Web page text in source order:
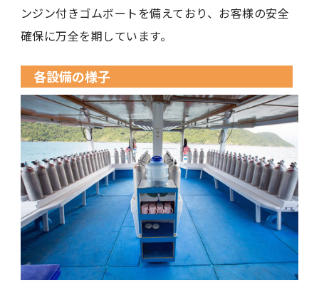
ンジン付きゴムボートを備えており、お客様の安全
確保に万全を期しています。
各設備の様子